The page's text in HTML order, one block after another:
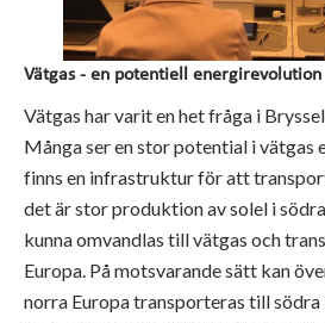
Vätgas - en potentiell energirevolution
Vätgas har varit en het fråga i
Många ser en stor potential i vätgas
finns en infrastruktur för att
det är stor produktion av solel i
kunna omvandlas till vätgas och
Europa. På motsvarande sätt kan
norra Europa transporteras till södra